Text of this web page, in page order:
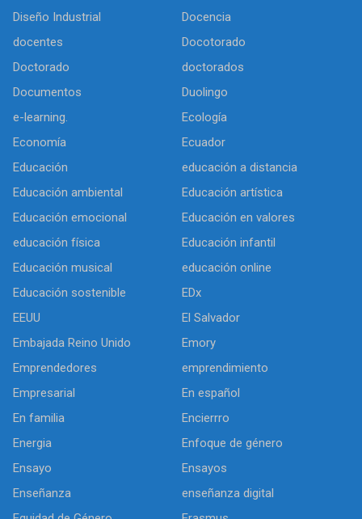
Diseño Industrial
Docencia
docentes
Docotorado
Doctorado
doctorados
Documentos
Duolingo
e-learning.
Ecología
Economía
Ecuador
Educación
educación a distancia
Educación ambiental
Educación artística
Educación emocional
Educación en valores
educación física
Educación infantil
Educación musical
educación online
Educación sostenible
EDx
EEUU
El Salvador
Embajada Reino Unido
Emory
Emprendedores
emprendimiento
Empresarial
En español
En familia
Encierrro
Energia
Enfoque de género
Ensayo
Ensayos
Enseñanza
enseñanza digital